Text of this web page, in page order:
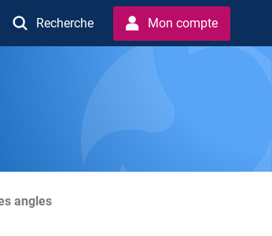
Recherche Mon compte
angles